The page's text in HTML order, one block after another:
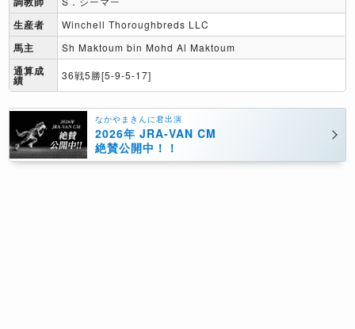
生産者 Winchell Thoroughbreds LLC
馬主 Sh Maktoum bin Mohd Al Maktoum
通算成
績 36戦5勝[5-9-5-17]
なかやまきんに君出演
2026年 JRA-VAN CM
絶賛公開中！！